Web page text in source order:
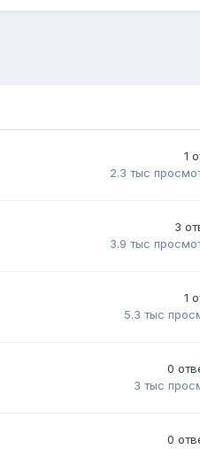
1
2.3 тыс
3
3.9 тыс
1
5.3 тыс
0
3 тыс
0